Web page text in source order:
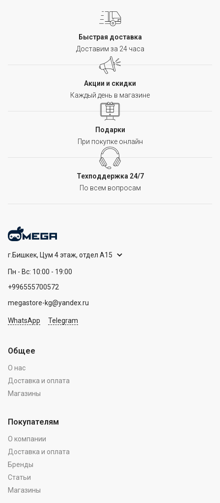
Быстрая доставка
Доставим за 24 часа
Акции и скидки
Каждый день в магазине
Подарки
При покупке онлайн
Техподдержка 24/7
По всем вопросам
г.Бишкек, Цум 4 этаж, отдел А15
Пн - Вс: 10:00 - 19:00
+996555700572
megastore-kg@yandex.ru
WhatsApp Telegram
Общее
О нас
Доставка и оплата
Магазины
Покупателям
О компании
Доставка и оплата
Бренды
Статьи
Магазины